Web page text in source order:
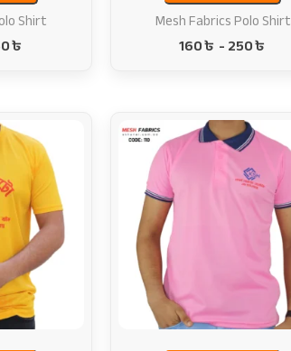
Shirt
৳
Mesh Fabrics Polo Shirt
160৳ -250৳